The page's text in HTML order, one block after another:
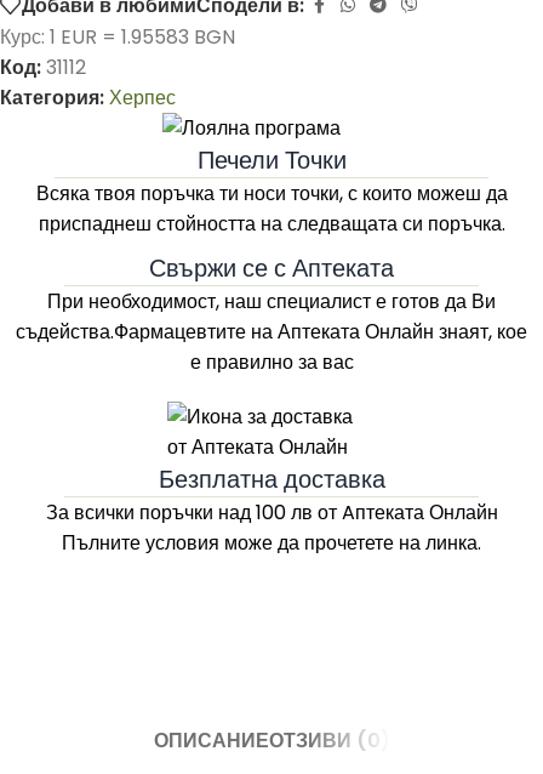
Курс: 1 EUR = 1.95583 BGN
Код:31112
Категория:Херпес
Печели Точки
Всяка твоя поръчка ти носи точки, с които можеш да
приспаднеш стойността на следващата си поръчка.
Свържи се с Аптеката
При необходимост, наш специалист е готов да Ви
съдейства.Фармацевтите наАптеката Онлайн знаят, кое
е правилно за вас
Безплатна доставка
За всички поръчки над 100 лв от Aптеката Онлайн
Пълните условия може да прочетете на линка.
ОПИСАНИЕОТЗИВИ (0)